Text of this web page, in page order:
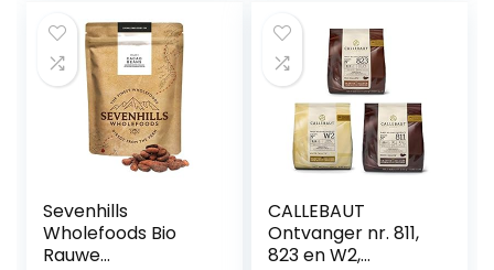
Sevenhills
Wholefoods Bio
Rauwe
CALLEBAUT
Ontvanger nr. 811,
823 en W2,